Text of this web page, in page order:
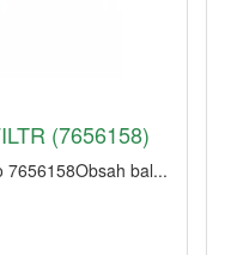
(7656158)
7656158Obsah bal...